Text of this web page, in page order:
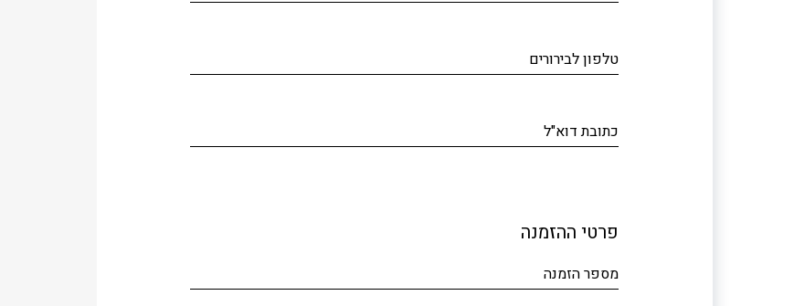
טלפון לבירורים
כתובת דוא"ל
פרטי ההזמנה
מספר הזמנה